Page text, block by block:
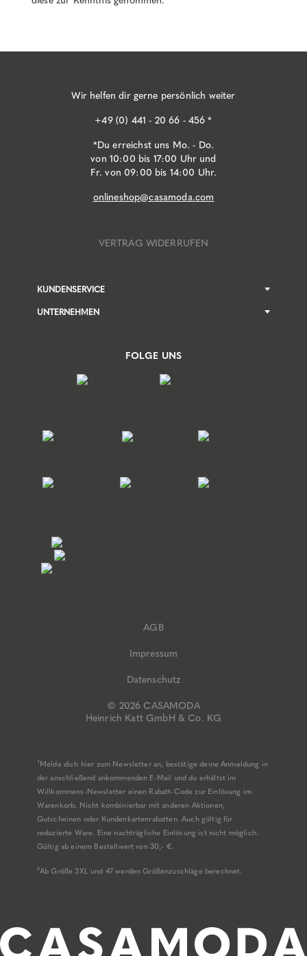
Wir helfen dir gerne persönlich weiter
+49 (0) 441 - 20 66 - 456 *
*Du erreichst uns Mo. - Do.
von 10:00 bis 17:00 Uhr und
Fr. von 09:00 bis 14:00 Uhr.
onlineshop@casamoda.com
VERTRAG WIDERRUFEN
KUNDENSERVICE
UNTERNEHMEN
FOLGE UNS
© 2026 CASAMODA
Heinrich Katt GmbH & Co. KG
AGB
Impressum
Datenschutz
¹Melde dich hier zum Newsletter an, bestätige deine Anmeldung in
der anschließend ankommenden E-Mail und du erhältst im
Willkommens-Newsletter einen Rabatt-Code zur Einlösung im
Warenkorb. Nicht kombinierbar mit anderen Aktionen,
Gutscheinen oder Kundenkartenrabatten. Auch gültig für
reduzierte Ware. Eine nachträgliche Einlösung ist nicht möglich.
Gültig ab einem Bestellwert von 30,- €.
²Ab Größe 3XL und 47 werden Größenzuschläge berechnet.